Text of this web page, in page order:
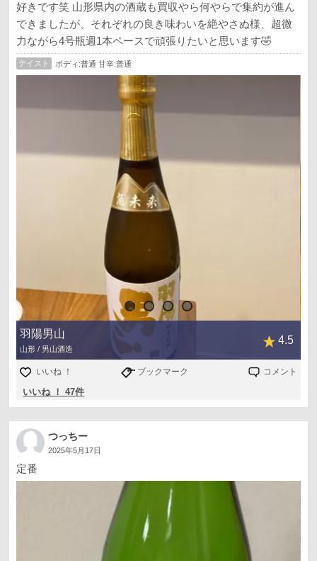
好きです笑 山形県内の酒蔵も買収やら何やらで集約が進ん
できましたが、それぞれの良き味わいを絶やさぬ様、超微
力ながら4号瓶週1本ペースで頑張りたいと思います🤣
テイスト ボディ:普通 甘辛:普通
羽陽男山
山形 / 男山酒造
4.5
いいね ！ ブックマーク コメント
いいね ！ 47件
つっちー
2025年5月17日
定番